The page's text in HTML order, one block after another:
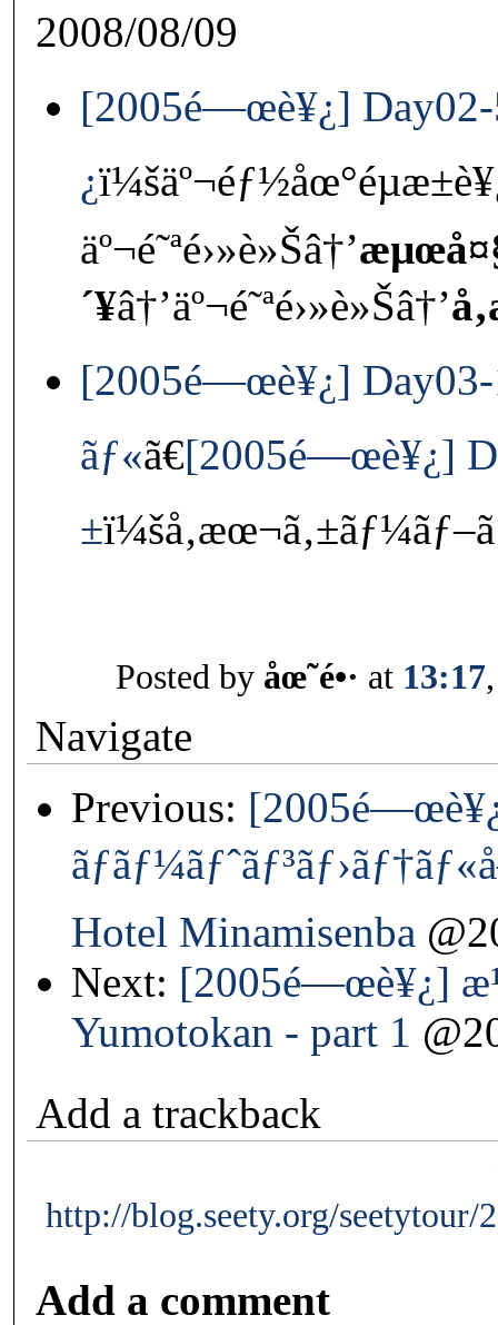
2008/08/09
[2005é—œè¥¿] Day02-5
¿
äº¬é˜ªé›»è»Šâ†’
´¥â†’äº¬é˜ªé›»è»Šâ†’
[2005é—œè¥¿] Day03-
ãƒ«ã€[2005é—œè¥¿]
±
Posted by åœ˜é•· at 13:17
Navigate
Previous:
Hotel Minamisenba
Next: [2005é—œè¥¿]
Yumotokan - part 1
Add a trackback
http://blog.seety.org/seetytour/
Add a comment